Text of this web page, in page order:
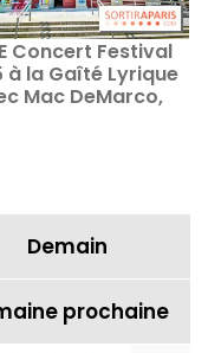
Concert Festival
à la Gaîté Lyrique
Mac DeMarco,
Demain
prochaine